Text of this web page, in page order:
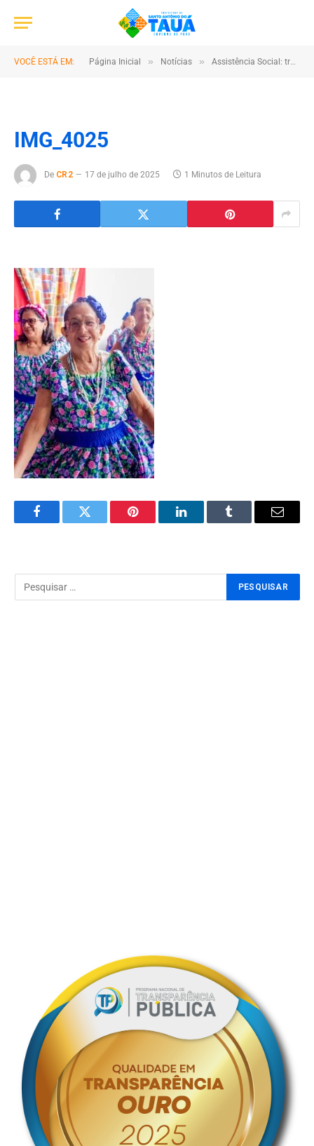
VOCÊ ESTÁ EM: Página Inicial » Notícias » Assistência Social: transformando realidades e fortalecendo vínculos no Tauá
IMG_4025
De CR2 17 de julho de 2025 1 Minutos de Leitura
FacebookTwitter Pinterest LinkedInTumblr Email